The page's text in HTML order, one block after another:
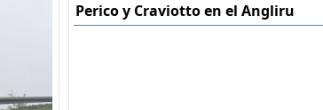
Perico y Craviotto en el Angliru